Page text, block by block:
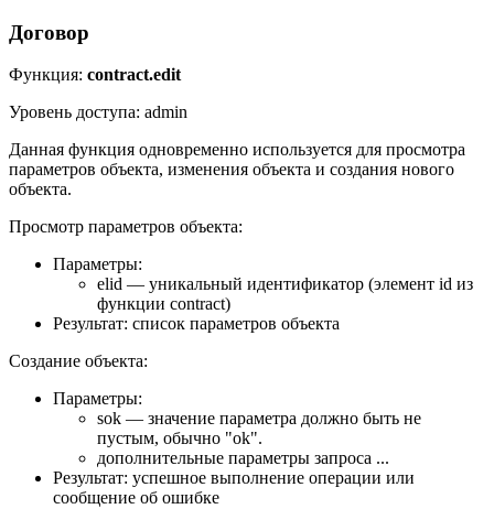
Договор
Функция: contract.edit
Уровень доступа: admin
Данная функция одновременно используется для просмотра
параметров объекта, изменения объекта и создания нового
объекта.
Просмотр параметров объекта:
Параметры:
elid — уникальный идентификатор (элемент id из
функции contract)
Результат: список параметров объекта
Создание объекта:
Параметры:
sok — значение параметра должно быть не
пустым, обычно "ok".
дополнительные параметры запроса ...
Результат: успешное выполнение операции или
сообщение об ошибке